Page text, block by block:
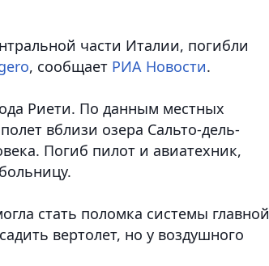
части Италии, погибли
, сообщает РИА Новости.
Риети. По данным местных
вблизи озера Сальто-дель-
Погиб пилот и авиатехник,
стать поломка системы главной
вертолет, но у воздушного